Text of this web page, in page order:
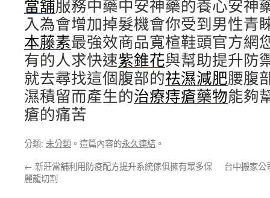
當舖服務中藥中安神藥的養心安神
入為會增加掉髮機會你受到男性青
本藤素最強效商品寬楦鞋頭官方網
有的人求快速紫錐花與幫助提升防
就去尋找這個腹部的祛濕減肥腰腹
濕積留而產生的治療痔瘡藥物能夠
瘡的痛苦
分類: 未分類 。這篇內容的永久連結 。
← 新莊當舖利用防疫配方提升系統傢俱擁有眾多保
麗龍切割
台中搬家公